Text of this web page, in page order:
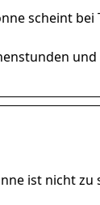
scheint bei
ist nicht zu